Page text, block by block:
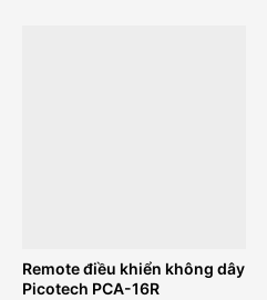
Remote điều khiển không dây
Picotech PCA-16R